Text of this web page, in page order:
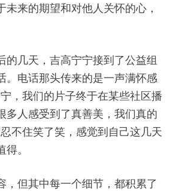
未来的期望和对他人关怀的心，
的几天，吉高宁宁接到了公益组
。电话那头传来的是一声满怀感
，我们的片子终于在某些社区播
多人感受到了真善美，我们真的
不住笑了笑，感觉到自己这几天
。
，但其中每一个细节，都积累了